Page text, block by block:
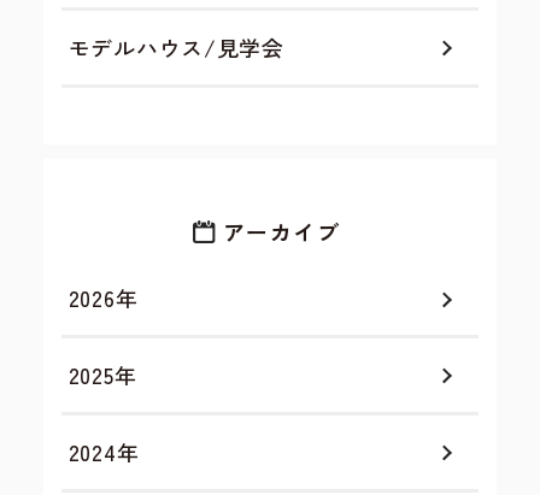
モデルハウス/見学会
アーカイブ
2026年
2025年
2024年